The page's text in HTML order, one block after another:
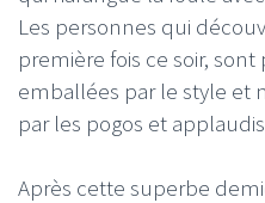
Les personnes qui
première fois ce soir,
emballées par le style et
par les pogos et
Après cette superbe